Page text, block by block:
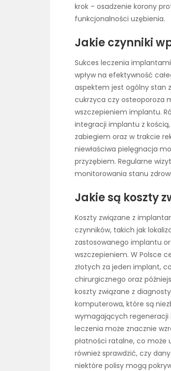
krok – osadzenie korony
funkcjonalności uzębienia.
Jakie czynniki
Sukces leczenia
wpływ na efektywność
aspektem jest ogólny stan
cukrzyca czy osteoporoza
wszczepieniem implantu.
integracji implantu z
zabiegiem oraz w trakcie
niewłaściwa pielęgnacja
przyzębiem. Regularne
monitorowania stanu
Jakie są koszty
Koszty związane z
czynników, takich jak
zastosowanego implantu
wszczepieniem. W Polsce
złotych za jeden implant,
chirurgicznego oraz
koszty związane z
komputerowa, które są
wymagających regeneracji
leczenia może znacznie
płatności ratalne, co może
również sprawdzić, czy
niektóre polisy mogą